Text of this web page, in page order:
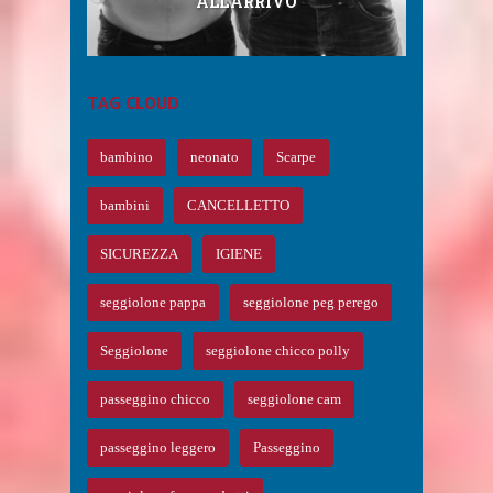
EAR ...
SEGGIOLONE ...
TAG CLOUD
bambino neonato Scarpe
bambini CANCELLETTO
SICUREZZA IGIENE
seggiolone pappa seggiolone peg perego
Seggiolone seggiolone chicco polly
passeggino chicco seggiolone cam
passeggino leggero Passeggino